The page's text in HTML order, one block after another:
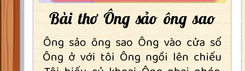
Bài thơ Ông sảo ông sao
Ông sảo ông sao Ông vào cửa sổ
Ông ở với tôi Ông ngồi lên chiếu